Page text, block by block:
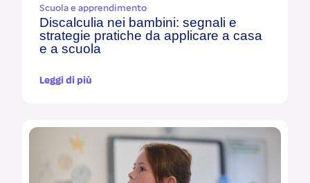
Scuola e apprendimento
Discalculia nei bambini: segnali e
strategie pratiche da applicare a casa
e a scuola
Leggi di più